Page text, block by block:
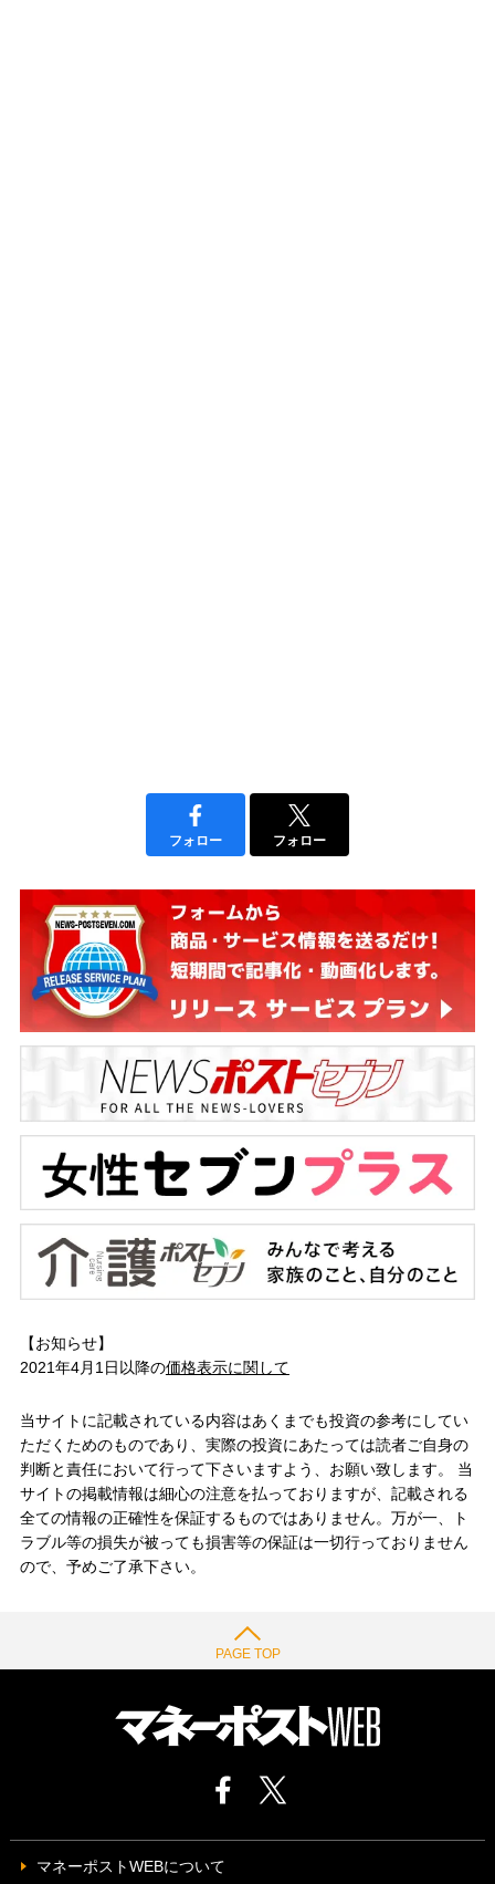
フォロー フォロー
【お知らせ】
2021年4月1日以降の価格表示に関して
当サイトに記載されている内容はあくまでも投資の参考にしてい
ただくためのものであり、実際の投資にあたっては読者ご自身の
判断と責任において行って下さいますよう、お願い致します。 当
サイトの掲載情報は細心の注意を払っておりますが、記載される
全ての情報の正確性を保証するものではありません。万が一、ト
ラブル等の損失が被っても損害等の保証は一切行っておりません
ので、予めご了承下さい。
PAGE TOP
マネーポストWEBについて